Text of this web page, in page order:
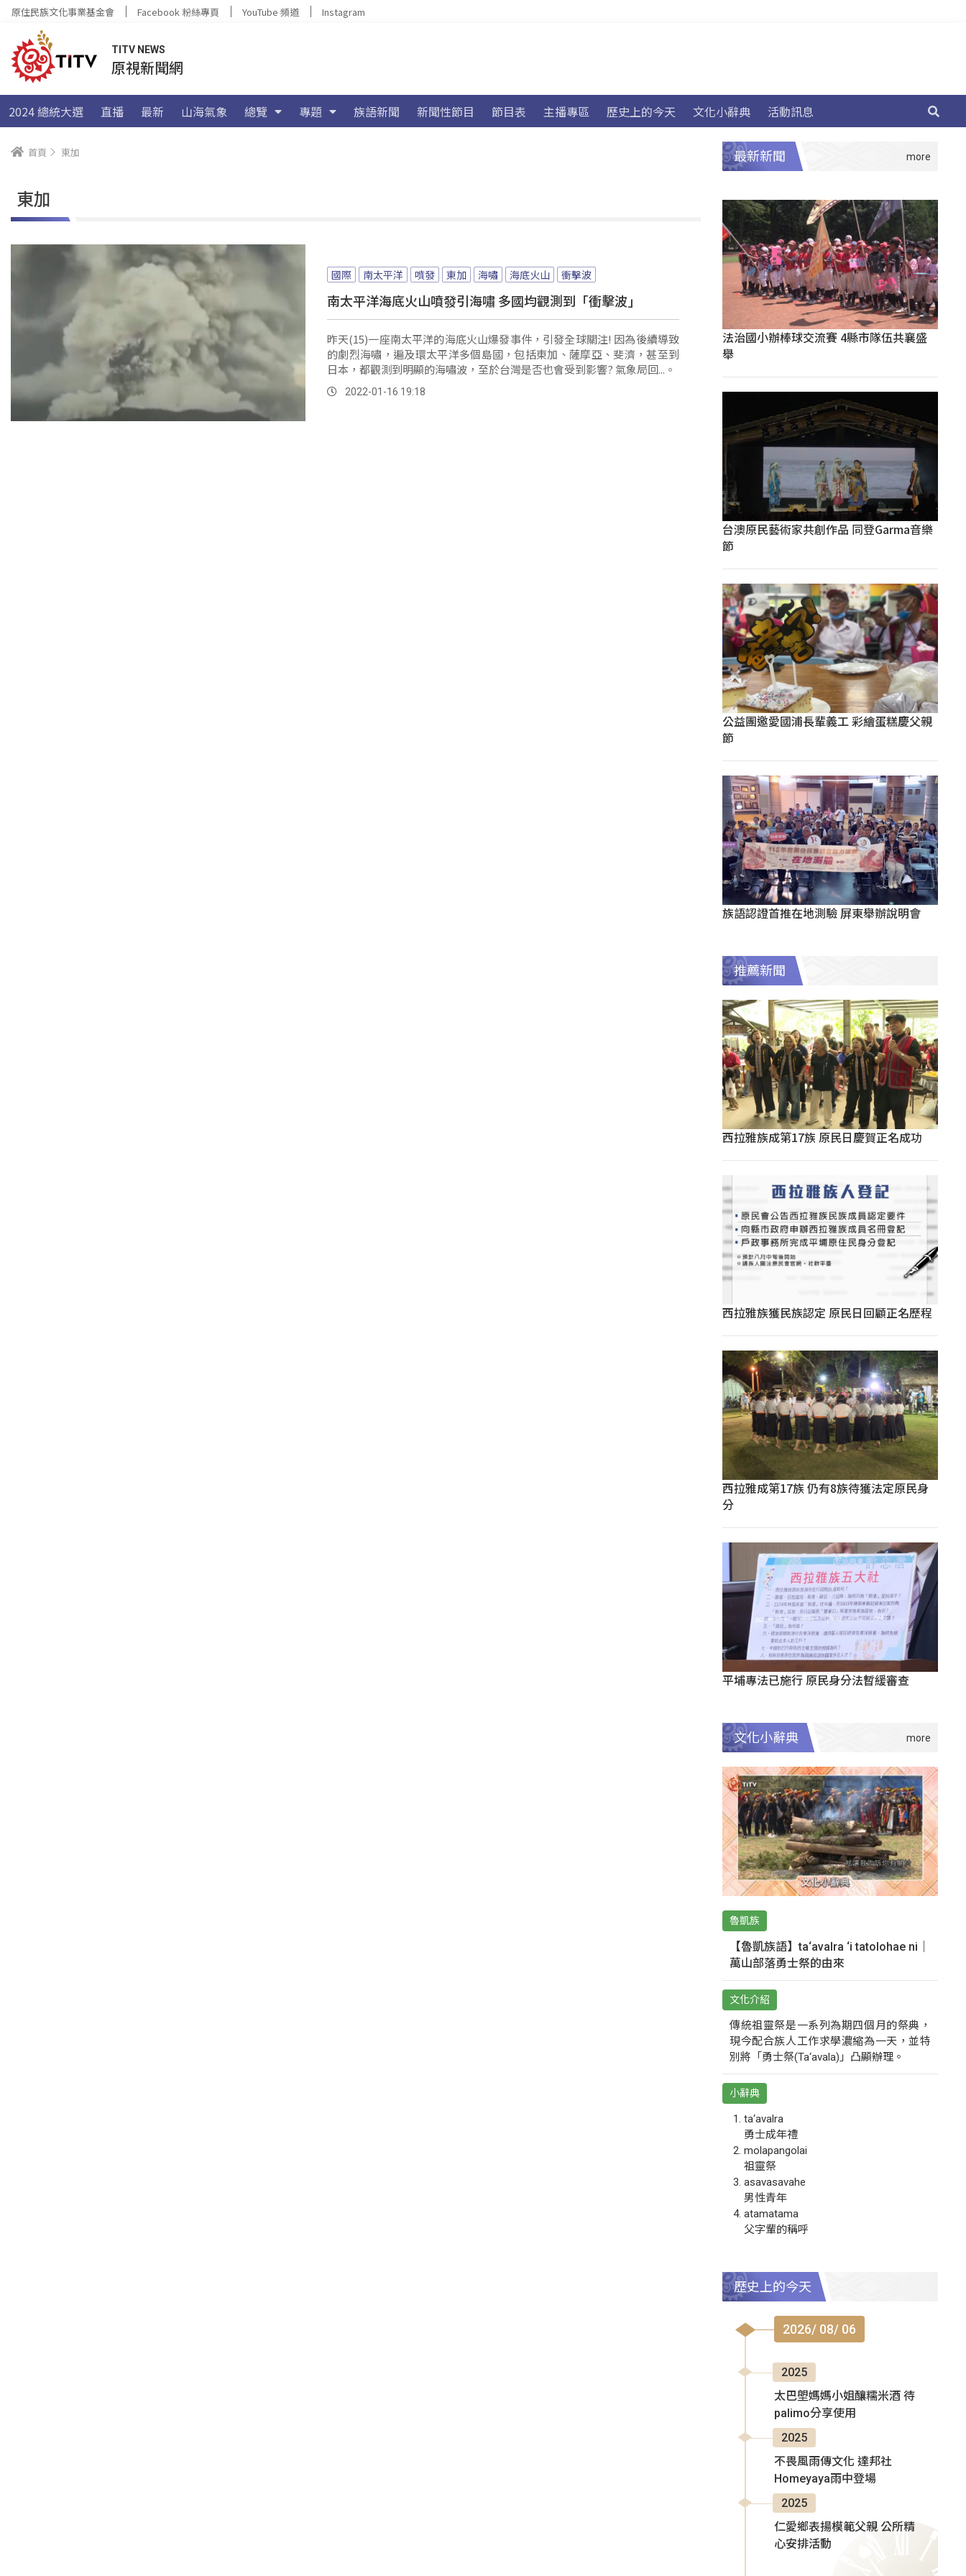
原住民族文化事業基金會 Facebook 粉絲專頁 YouTube 頻道 Instagram
TITV NEWS
原視新聞網
2024 總統大選 直播 最新 山海氣象 總覽 專題 族語新聞 新聞性節目 節目表 主播專區 歷史上的今天 文化小辭典 活動訊息
首頁 東加
東加
國際 南太平洋 噴發 東加 海嘯 海底火山 衝擊波
南太平洋海底火山噴發引海嘯 多國均觀測到「衝擊波」
昨天(15)一座南太平洋的海底火山爆發事件，引發全球關注! 因為後續導致
的劇烈海嘯，遍及環太平洋多個島國，包括東加、薩摩亞、斐濟，甚至到
日本，都觀測到明顯的海嘯波，至於台灣是否也會受到影響? 氣象局回...。
2022-01-16 19:18
最新新聞
法治國小辦棒球交流賽 4縣市隊伍共襄盛
舉
台澳原民藝術家共創作品 同登Garma音樂
節
公益團邀愛國浦長輩義工 彩繪蛋糕慶父親
節
族語認證首推在地測驗 屏東舉辦說明會
推薦新聞
西拉雅族成第17族 原民日慶賀正名成功
西拉雅族獲民族認定 原民日回顧正名歷程
西拉雅成第17族 仍有8族待獲法定原民身
分
平埔專法已施行 原民身分法暫緩審查
文化小辭典
魯凱族
【魯凱族語】ta‘avalra ‘i tatolohae ni｜
萬山部落勇士祭的由來
文化介紹
傳統祖靈祭是一系列為期四個月的祭典，
現今配合族人工作求學濃縮為一天，並特
別將「勇士祭(Ta‘avala)」凸顯辦理。
小辭典
ta‘avalra
勇士成年禮
molapangolai
祖靈祭
asavasavahe
男性青年
atamatama
父字輩的稱呼
歷史上的今天
2026/ 08/ 06
2025
太巴塱媽媽小姐釀糯米酒 待
palimo分享使用
2025
不畏風雨傳文化 達邦社
Homeyaya雨中登場
2025
仁愛鄉表揚模範父親 公所精
心安排活動